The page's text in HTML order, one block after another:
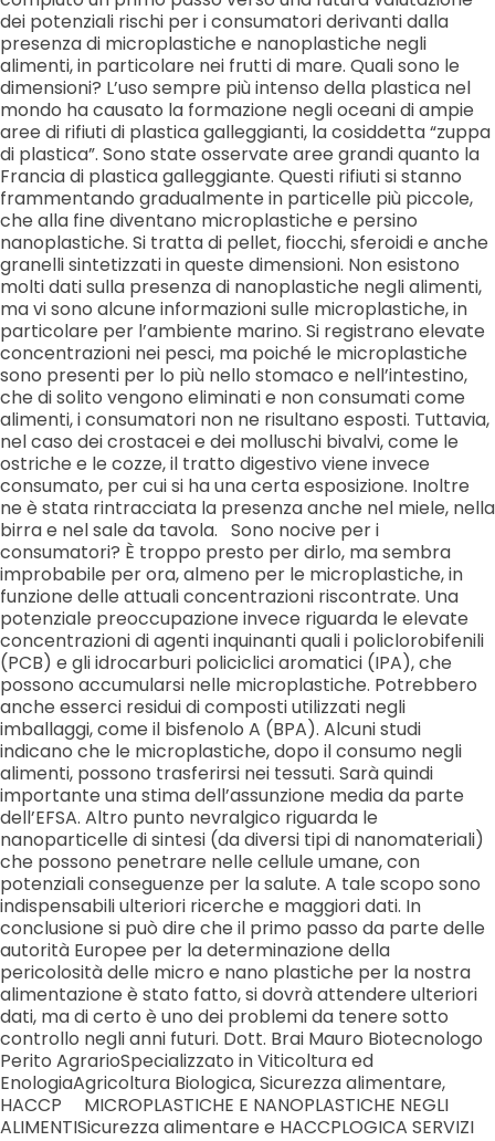
dei potenziali rischi per i consumatori derivanti dalla
presenza di microplastiche e nanoplastiche negli
alimenti, in particolare nei frutti di mare. Quali sono le
dimensioni? L’uso sempre più intenso della plastica nel
mondo ha causato la formazione negli oceani di ampie
aree di rifiuti di plastica galleggianti, la cosiddetta “zuppa
di plastica”. Sono state osservate aree grandi quanto la
Francia di plastica galleggiante. Questi rifiuti si stanno
frammentando gradualmente in particelle più piccole,
che alla fine diventano microplastiche e persino
nanoplastiche. Si tratta di pellet, fiocchi, sferoidi e anche
granelli sintetizzati in queste dimensioni. Non esistono
molti dati sulla presenza di nanoplastiche negli alimenti,
ma vi sono alcune informazioni sulle microplastiche, in
particolare per l’ambiente marino. Si registrano elevate
concentrazioni nei pesci, ma poiché le microplastiche
sono presenti per lo più nello stomaco e nell’intestino,
che di solito vengono eliminati e non consumati come
alimenti, i consumatori non ne risultano esposti. Tuttavia,
nel caso dei crostacei e dei molluschi bivalvi, come le
ostriche e le cozze, il tratto digestivo viene invece
consumato, per cui si ha una certa esposizione. Inoltre
ne è stata rintracciata la presenza anche nel miele, nella
birra e nel sale da tavola. Sono nocive per i
consumatori? È troppo presto per dirlo, ma sembra
improbabile per ora, almeno per le microplastiche, in
funzione delle attuali concentrazioni riscontrate. Una
potenziale preoccupazione invece riguarda le elevate
concentrazioni di agenti inquinanti quali i policlorobifenili
(PCB) e gli idrocarburi policiclici aromatici (IPA), che
possono accumularsi nelle microplastiche. Potrebbero
anche esserci residui di composti utilizzati negli
imballaggi, come il bisfenolo A (BPA). Alcuni studi
indicano che le microplastiche, dopo il consumo negli
alimenti, possono trasferirsi nei tessuti. Sarà quindi
importante una stima dell’assunzione media da parte
dell’EFSA. Altro punto nevralgico riguarda le
nanoparticelle di sintesi (da diversi tipi di nanomateriali)
che possono penetrare nelle cellule umane, con
potenziali conseguenze per la salute. A tale scopo sono
indispensabili ulteriori ricerche e maggiori dati. In
conclusione si può dire che il primo passo da parte delle
autorità Europee per la determinazione della
pericolosità delle micro e nano plastiche per la nostra
alimentazione è stato fatto, si dovrà attendere ulteriori
dati, ma di certo è uno dei problemi da tenere sotto
controllo negli anni futuri. Dott. Brai Mauro Biotecnologo
Perito AgrarioSpecializzato in Viticoltura ed
EnologiaAgricoltura Biologica, Sicurezza alimentare,
HACCP MICROPLASTICHE E NANOPLASTICHE NEGLI
ALIMENTISicurezza alimentare e HACCPLOGICA SERVIZI